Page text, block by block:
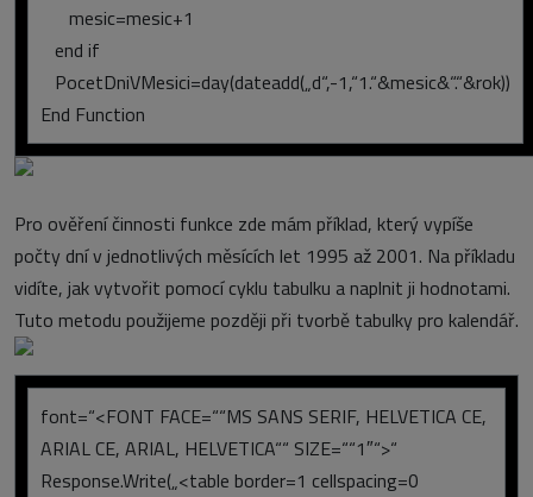
mesic=mesic+1
end if
PocetDniVMesici=day(dateadd(„d“,-1,“1.“&mesic&“.“&rok))
End Function
Pro ověření činnosti funkce zde mám příklad, který vypíše
počty dní v jednotlivých měsících let 1995 až 2001. Na příkladu
vidíte, jak vytvořit pomocí cyklu tabulku a naplnit ji hodnotami.
Tuto metodu použijeme později při tvorbě tabulky pro kalendář.
font=“<FONT FACE=““MS SANS SERIF, HELVETICA CE,
ARIAL CE, ARIAL, HELVETICA““ SIZE=““1″“>“
Response.Write(„<table border=1 cellspacing=0